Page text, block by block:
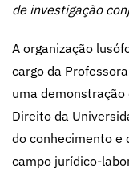
de investigação
A organização
cargo da Professora
uma demonstração
Direito da
do conhecimento e
campo jurídico-